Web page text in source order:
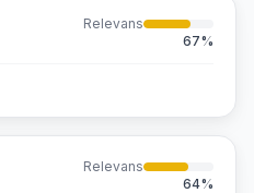
Relevans
67%
Relevans
64%